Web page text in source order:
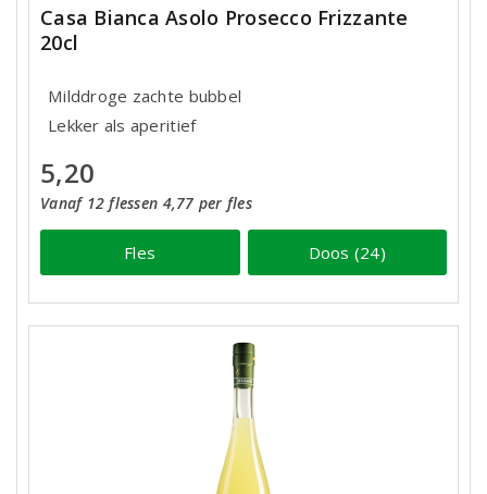
Casa Bianca Asolo Prosecco Frizzante
20cl
Milddroge zachte bubbel
Lekker als aperitief
5,20
Vanaf 12 flessen 4,77 per fles
Fles Doos (24)